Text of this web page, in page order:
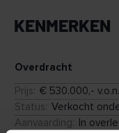
parkeerplaats in de
spullen die je niet
energievraag. De prijs
Linck brengt stad en
straks functies op
Iets verderop liggen
KENMERKEN
Overdracht
Prijs
€ 530.000,- v.o.n.
Status
Verkocht
Aanvaarding
In